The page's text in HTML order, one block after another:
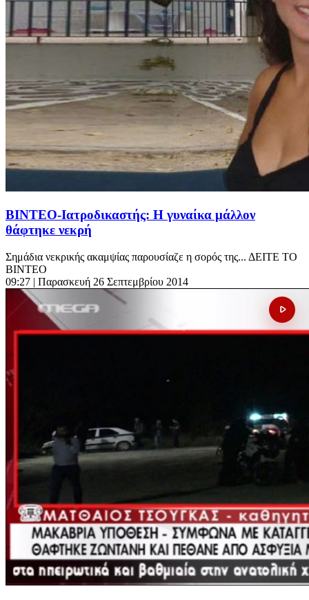
ΒΙΝΤΕΟ-Ιατροδικαστής: Η γυναίκα μάλλον
θάφτηκε νεκρή
Σημάδια νεκρικής ακαμψίας παρουσίαζε η σορός της... ΔΕΙΤΕ ΤΟ
ΒΙΝΤΕΟ
09:27 | Παρασκευή 26 Σεπτεμβρίου 2014